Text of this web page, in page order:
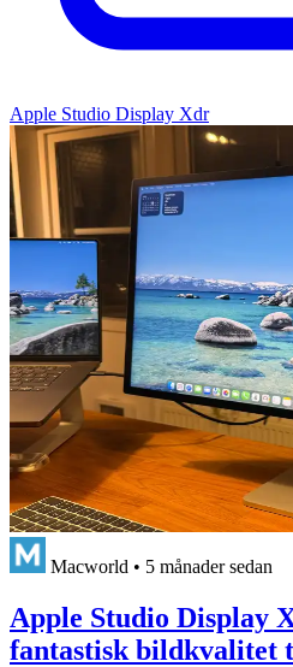
Apple Studio Display Xdr
Macworld • 5 månader sedan
Apple Studio Display
fantastisk bildkvalitet